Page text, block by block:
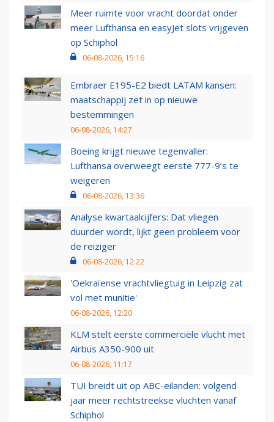
Meer ruimte voor vracht doordat onder
meer Lufthansa en easyJet slots vrijgeven
op Schiphol
06-08-2026, 15:16
Embraer E195-E2 biedt LATAM kansen:
maatschappij zet in op nieuwe
bestemmingen
06-08-2026, 14:27
Boeing krijgt nieuwe tegenvaller:
Lufthansa overweegt eerste 777-9’s te
weigeren
06-08-2026, 13:36
Analyse kwartaalcijfers: Dat vliegen
duurder wordt, lijkt geen probleem voor
de reiziger
06-08-2026, 12:22
'Oekraïense vrachtvliegtuig in Leipzig zat
vol met munitie'
06-08-2026, 12:20
KLM stelt eerste commerciële vlucht met
Airbus A350-900 uit
06-08-2026, 11:17
TUI breidt uit op ABC-eilanden: volgend
jaar meer rechtstreekse vluchten vanaf
Schiphol